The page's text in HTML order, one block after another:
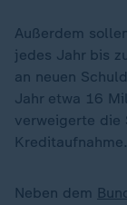
Außerdem
jedes Jahr bis
an neuen
Jahr etwa 16
verweigerte die
Kreditaufnahme.
Neben dem